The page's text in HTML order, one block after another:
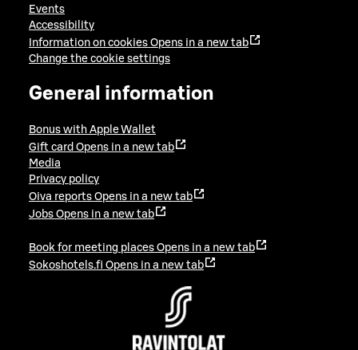
Events
Accessibility
Information on cookies Opens in a new tab
Change the cookie settings
General information
Bonus with Apple Wallet
Gift card Opens in a new tab
Media
Privacy policy
Oiva reports Opens in a new tab
Jobs Opens in a new tab
Book for meeting places Opens in a new tab
Sokoshotels.fi Opens in a new tab